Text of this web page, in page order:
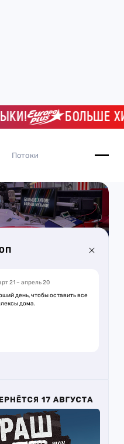
БОЛЬШЕ
Потоки
21 – апрель 20
день, чтобы оставить все
дома.